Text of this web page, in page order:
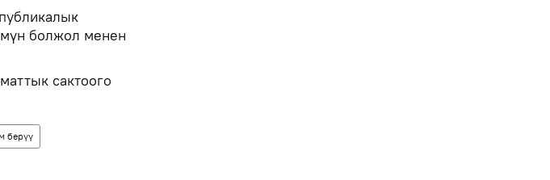
болжол менен
сактоого
берүү